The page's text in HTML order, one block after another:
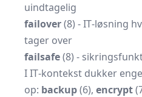
uindtagelig
failover(8) - IT‐løsning
tager over
failsafe(8) -
I IT‐kontekst dukker
op: backup(6), encrypt